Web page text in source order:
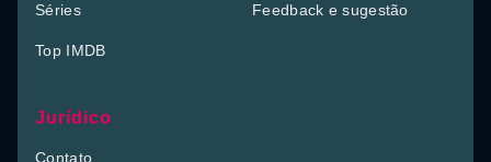
Séries
Top IMDB
Feedback e sugestão
Jurídico
Contato